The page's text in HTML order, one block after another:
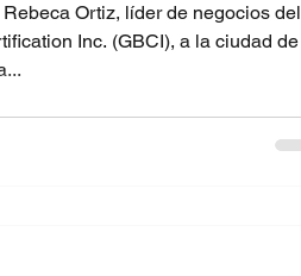
Ortiz, líder de negocios del
Inc. (GBCI), a la ciudad de